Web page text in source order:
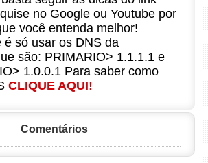
no Google ou Youtube por
você entenda melhor!
é só usar os DNS da
são: PRIMARIO> 1.1.1.1 e
1.0.0.1 Para saber como
CLIQUE AQUI!
Comentários